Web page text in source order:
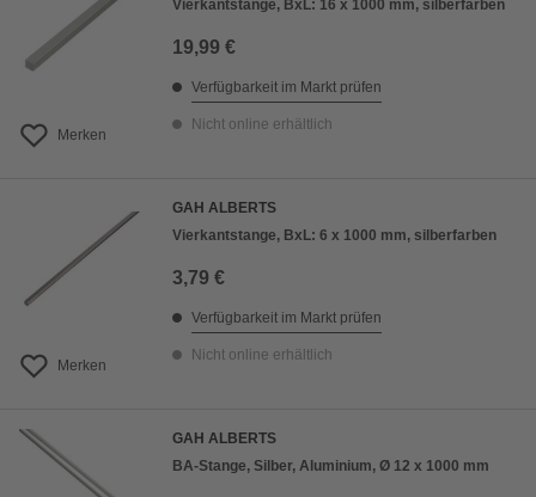
Merken
Vierkantstange, BxL: 16 x 1000 mm, silberfarben
19,99 €
Verfügbarkeit im Markt prüfen
Nicht online erhältlich
Merken
GAH ALBERTS
Vierkantstange, BxL: 6 x 1000 mm, silberfarben
3,79 €
Verfügbarkeit im Markt prüfen
Nicht online erhältlich
GAH ALBERTS
BA-Stange, Silber, Aluminium, Ø 12 x 1000 mm